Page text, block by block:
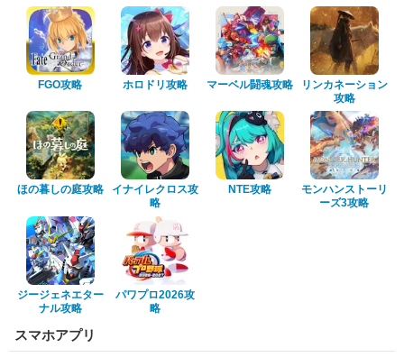
FGO攻略 ホロドリ攻略 マーベル闘魂攻略
リンカネーション
攻略
ほの暮しの庭攻略
イナイレクロス攻
略
NTE攻略
モンハンストーリ
ーズ3攻略
ジージェネエター
ナル攻略
パワプロ2026攻
略
スマホアプリ